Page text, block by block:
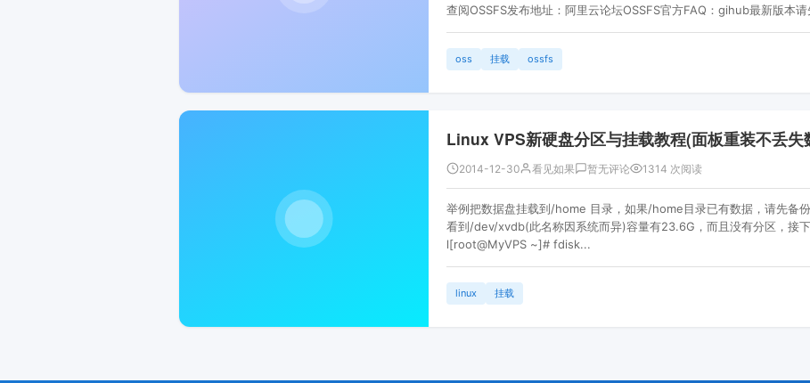
查阅OSSFS发布地址：阿里云论坛OSSFS官方FAQ：gihub最新版本
oss 挂载 ossfs
Linux VPS新硬盘分区与挂载教程(面板重装不丢失
2014-12-30 看见如果 暂无评论 1314 次阅读
举例把数据盘挂载到/home 目录，如果/home目录已有数据，请先备
看到/dev/xvdb(此名称因系统而异)容量有23.6G，而且没有分区，接
l[root@MyVPS ~]# fdisk...
linux 挂载